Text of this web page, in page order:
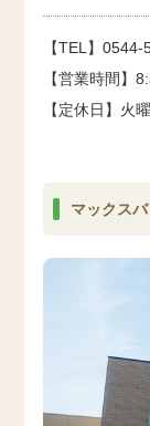
【TEL】
【営業時間】
【定休日】火
マックス